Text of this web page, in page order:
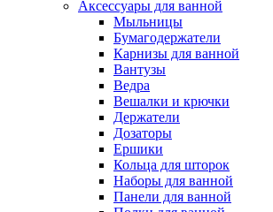
Аксессуары для ванной
Мыльницы
Бумагодержатели
Карнизы для ванной
Вантузы
Ведра
Вешалки и крючки
Держатели
Дозаторы
Ершики
Кольца для шторок
Наборы для ванной
Панели для ванной